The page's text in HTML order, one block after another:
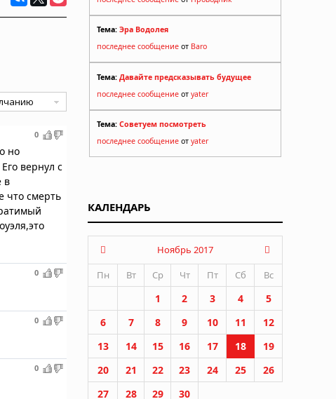
0
но
вернул с
в
что смерть
0
0
0
Тема: Эра Водолея
последнее сообщение от Baro
Тема: Давайте предсказывать будущее
последнее сообщение от yater
Тема: Советуем посмотреть
последнее сообщение от yater
КАЛЕНДАРЬ
Ноябрь 2017
Пн
Вт Ср Чт Пт Сб Вс
1 2 3 4
5
6
7 8 9 10 11
12
13
14 15 16 17 18
19
20
21 22 23 24 25
26
27
28 29 30